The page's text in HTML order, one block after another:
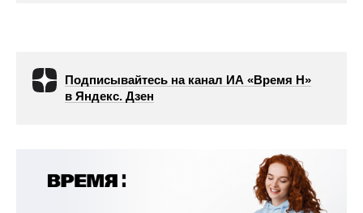
Подписывайтесь на канал ИА «Время Н»
в Яндекс. Дзен